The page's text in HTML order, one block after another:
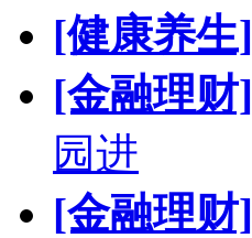
[健康养生]
[金融理财]
园进
[金融理财]